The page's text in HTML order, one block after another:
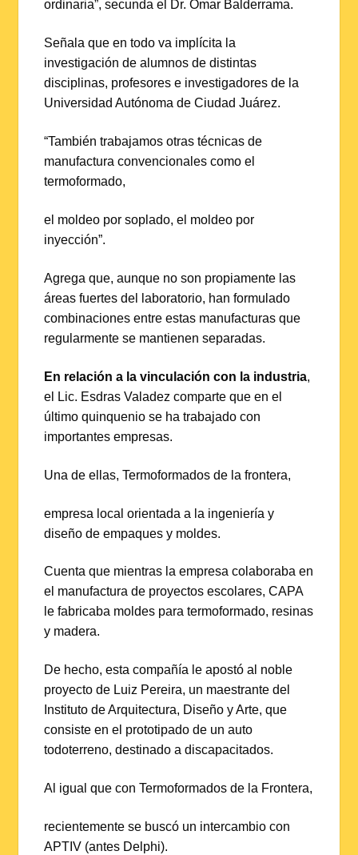
ordinaria”, secunda el Dr. Omar Balderrama.
Señala que en todo va implícita la
investigación de alumnos de distintas
disciplinas, profesores e investigadores de la
Universidad Autónoma de Ciudad Juárez.
“También trabajamos otras técnicas de
manufactura convencionales como el
termoformado,
el moldeo por soplado, el moldeo por
inyección”.
Agrega que, aunque no son propiamente las
áreas fuertes del laboratorio, han formulado
combinaciones entre estas manufacturas que
regularmente se mantienen separadas.
En relación a la vinculación con la industria,
el Lic. Esdras Valadez comparte que en el
último quinquenio se ha trabajado con
importantes empresas.
Una de ellas, Termoformados de la frontera,
empresa local orientada a la ingeniería y
diseño de empaques y moldes.
Cuenta que mientras la empresa colaboraba en
el manufactura de proyectos escolares, CAPA
le fabricaba moldes para termoformado, resinas
y madera.
De hecho, esta compañía le apostó al noble
proyecto de Luiz Pereira, un maestrante del
Instituto de Arquitectura, Diseño y Arte, que
consiste en el prototipado de un auto
todoterreno, destinado a discapacitados.
Al igual que con Termoformados de la Frontera,
recientemente se buscó un intercambio con
APTIV (antes Delphi).